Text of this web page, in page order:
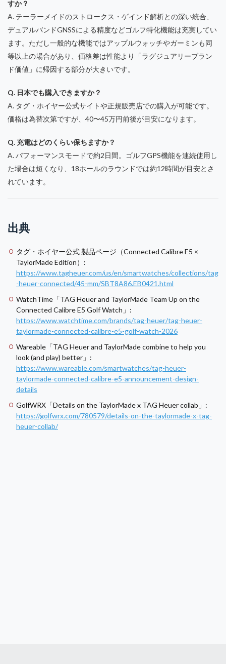
すか？
A. テーラーメイドのストロークス・ゲインド解析との深い統合、
デュアルバンドGNSSによる精度などゴルフ特化機能は充実してい
ます。ただし一般的な機能ではアップルウォッチやガーミンも同
等以上の場合があり、価格差は性能より「ラグジュアリーブラン
ド価値」に帰因する部分が大きいです。
Q. 日本でも購入できますか？
A. タグ・ホイヤー公式サイトや正規販売店での購入が可能です。
価格は為替次第ですが、40〜45万円前後が目安になります。
Q. 充電はどのくらい保ちますか？
A. パフォーマンスモードで約2日間。ゴルフGPS機能を連続使用し
た場合は短くなり、18ホールのラウンドでは約12時間が目安とさ
れています。
出典
タグ・ホイヤー公式 製品ページ（Connected Calibre E5 ×
TaylorMade Edition）:
https://www.tagheuer.com/us/en/smartwatches/collections/tag
-heuer-connected/45-mm/SBT8A86.EB0421.html
WatchTime「TAG Heuer and TaylorMade Team Up on the
Connected Calibre E5 Golf Watch」:
https://www.watchtime.com/brands/tag-heuer/tag-heuer-
taylormade-connected-calibre-e5-golf-watch-2026
Wareable「TAG Heuer and TaylorMade combine to help you
look (and play) better」:
https://www.wareable.com/smartwatches/tag-heuer-
taylormade-connected-calibre-e5-announcement-design-
details
GolfWRX「Details on the TaylorMade x TAG Heuer collab」:
https://golfwrx.com/780579/details-on-the-taylormade-x-tag-
heuer-collab/